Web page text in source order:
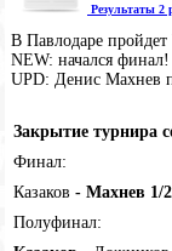
Результаты 2
В Павлодаре
NEW: начался финал!
UPD: Денис Махнев
Закрытие турнира
Финал:
Казаков - Махнев 1/
Полуфинал: